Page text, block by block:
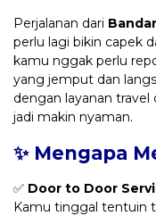
Perjalanan dari
perlu lagi bikin capek
kamu nggak perlu
yang jemput dan
dengan layanan
jadi makin nyaman.
✨ Mengapa
✅ Door to Door
Kamu tinggal tentuin